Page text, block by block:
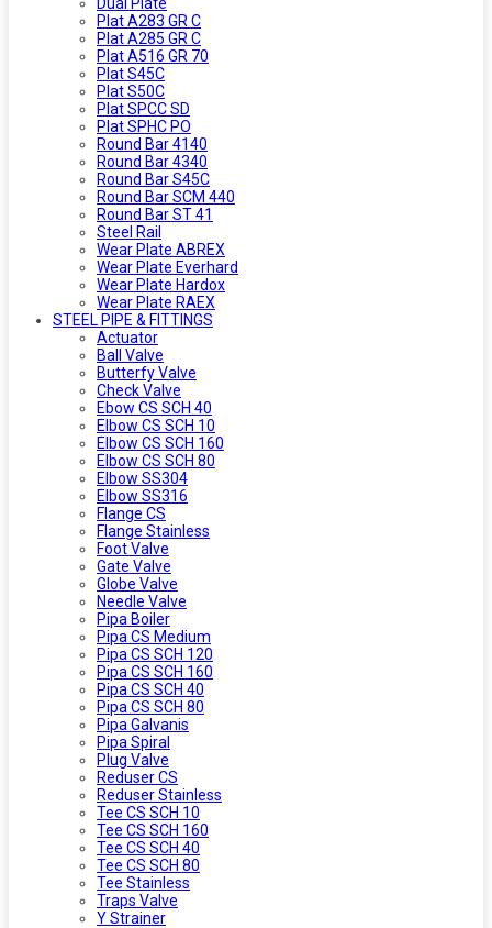
Plat A283 GR C
Plat A285 GR C
Plat A516 GR 70
Plat S45C
Plat S50C
Plat SPCC SD
Plat SPHC PO
Round Bar 4140
Round Bar 4340
Round Bar S45C
Round Bar SCM 440
Round Bar ST 41
Steel Rail
Wear Plate ABREX
Wear Plate Everhard
Wear Plate Hardox
Wear Plate RAEX
STEEL PIPE & FITTINGS
Actuator
Ball Valve
Butterfy Valve
Check Valve
Ebow CS SCH 40
Elbow CS SCH 10
Elbow CS SCH 160
Elbow CS SCH 80
Elbow SS304
Elbow SS316
Flange CS
Flange Stainless
Foot Valve
Gate Valve
Globe Valve
Needle Valve
Pipa Boiler
Pipa CS Medium
Pipa CS SCH 120
Pipa CS SCH 160
Pipa CS SCH 40
Pipa CS SCH 80
Pipa Galvanis
Pipa Spiral
Plug Valve
Reduser CS
Reduser Stainless
Tee CS SCH 10
Tee CS SCH 160
Tee CS SCH 40
Tee CS SCH 80
Tee Stainless
Traps Valve
Y Strainer